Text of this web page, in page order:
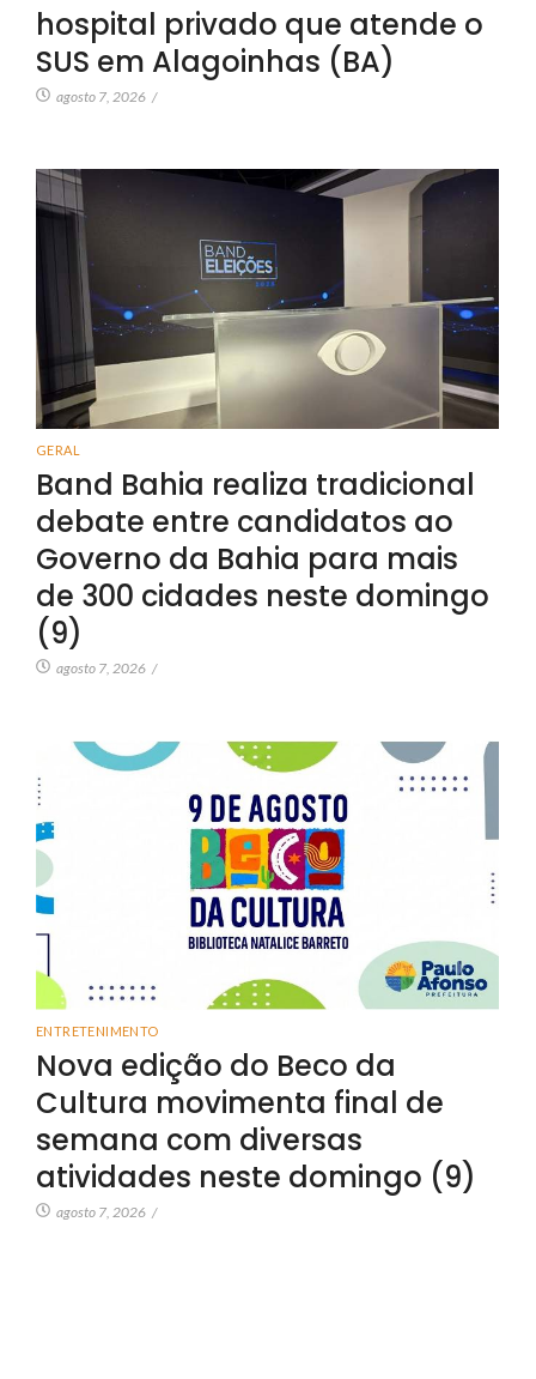
hospital privado que atende o
SUS em Alagoinhas (BA)
agosto 7, 2026 /
GERAL
Band Bahia realiza tradicional
debate entre candidatos ao
Governo da Bahia para mais
de 300 cidades neste domingo
(9)
agosto 7, 2026 /
ENTRETENIMENTO
Nova edição do Beco da
Cultura movimenta final de
semana com diversas
atividades neste domingo (9)
agosto 7, 2026 /